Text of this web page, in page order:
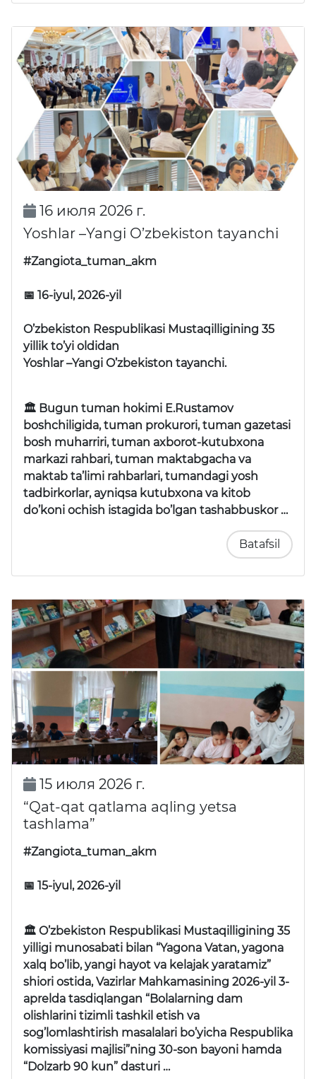
16 июля 2026 г.
Yoshlar –Yangi O’zbekiston tayanchi
#Zangiota_tuman_akm
📅 16-iyul, 2026-yil
O’zbekiston Respublikasi Mustaqilligining 35
yillik to’yi oldidan
Yoshlar –Yangi O’zbekiston tayanchi.
🏛 Bugun tuman hokimi E.Rustamov
boshchiligida, tuman prokurori, tuman gazetasi
bosh muharriri, tuman axborot-kutubxona
markazi rahbari, tuman maktabgacha va
maktab ta’limi rahbarlari, tumandagi yosh
tadbirkorlar, ayniqsa kutubxona va kitob
do’koni ochish istagida bo’lgan tashabbuskor …
Batafsil
15 июля 2026 г.
“Qat-qat qatlama aqling yetsa
tashlama”
#Zangiota_tuman_akm
📅 15-iyul, 2026-yil
🏛 O’zbekiston Respublikasi Mustaqilligining 35
yilligi munosabati bilan “Yagona Vatan, yagona
xalq bo’lib, yangi hayot va kelajak yaratamiz”
shiori ostida, Vazirlar Mahkamasining 2026-yil 3-
aprelda tasdiqlangan “Bolalarning dam
olishlarini tizimli tashkil etish va
sog’lomlashtirish masalalari bo’yicha Respublika
komissiyasi majlisi”ning 30-son bayoni hamda
“Dolzarb 90 kun” dasturi …